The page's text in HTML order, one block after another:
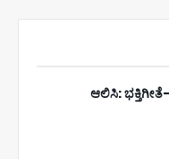
ಆಲಿಸಿ: